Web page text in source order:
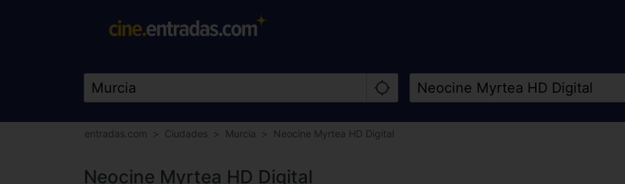
entradas.com Ciudades Murcia Neocine Myrtea HD Digital
Neocine Myrtea HD Digital